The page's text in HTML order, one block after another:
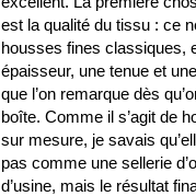
est la qualité du tissu : ce
housses fines classiques,
épaisseur, une tenue et
que l’on remarque dès
boîte. Comme il s’agit de
sur mesure, je savais
pas comme une sellerie
d’usine, mais le résultat